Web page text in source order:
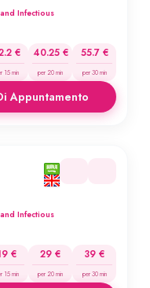
Infectious
€
15 min
40.25 €
per 20 min
55.7 €
per 30 min
Appuntamento
Infectious
€
15 min
29 €
per 20 min
39 €
per 30 min